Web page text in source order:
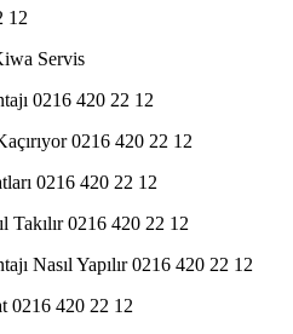
12
Servis
0216 420 22 12
0216 420 22 12
0216 420 22 12
Takılır 0216 420 22 12
Nasıl Yapılır 0216 420 22 12
0216 420 22 12